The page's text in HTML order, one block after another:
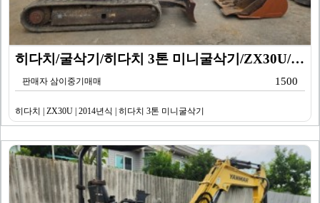
히다치/굴삭기/히다치 3톤 미니굴삭기/ZX30U/201…
판매자 삼이중기매매 1500
히다치 | ZX30U | 2014년식 | 히다치 3톤 미니굴삭기